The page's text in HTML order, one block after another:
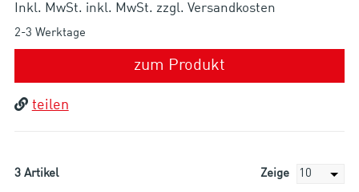
Inkl. MwSt. inkl. MwSt. zzgl. Versandkosten
2-3 Werktage
zum Produkt
teilen
3Artikel Zeige